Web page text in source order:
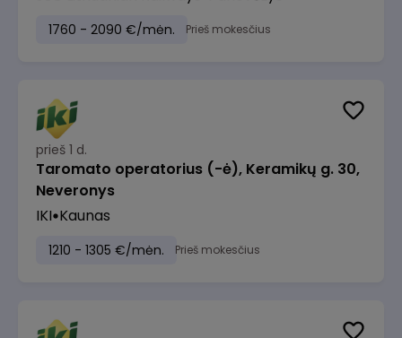
1760 - 2090 €/mėn. Prieš mokesčius
prieš 1 d.
Taromato operatorius (-ė), Keramikų g. 30,
Neveronys
IKI Kaunas
1210 - 1305 €/mėn. Prieš mokesčius